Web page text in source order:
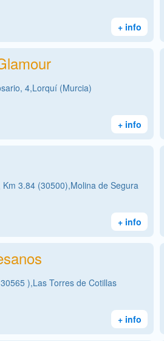
+ info
4,Lorquí (Murcia)
+ info
3.84 (30500),Molina de Segura
+ info
),Las Torres de Cotillas
+ info